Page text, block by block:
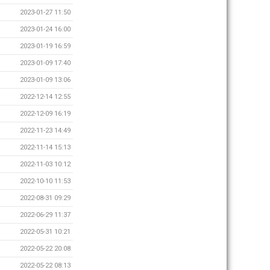
2023-01-27 11:50
2023-01-24 16:00
2023-01-19 16:59
2023-01-09 17:40
2023-01-09 13:06
2022-12-14 12:55
2022-12-09 16:19
2022-11-23 14:49
2022-11-14 15:13
2022-11-03 10:12
2022-10-10 11:53
2022-08-31 09:29
2022-06-29 11:37
2022-05-31 10:21
2022-05-22 20:08
2022-05-22 08:13